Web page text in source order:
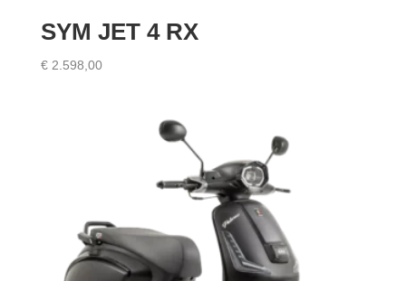
SYM JET 4 RX
€2.598,00